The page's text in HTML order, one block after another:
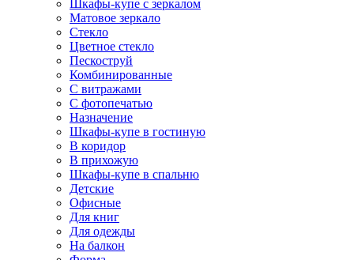
Шкафы-купе с зеркалом
Матовое зеркало
Стекло
Цветное стекло
Пескоструй
Комбинированные
С витражами
С фотопечатью
Назначение
Шкафы-купе в гостиную
В коридор
В прихожую
Шкафы-купе в спальню
Детские
Офисные
Для книг
Для одежды
На балкон